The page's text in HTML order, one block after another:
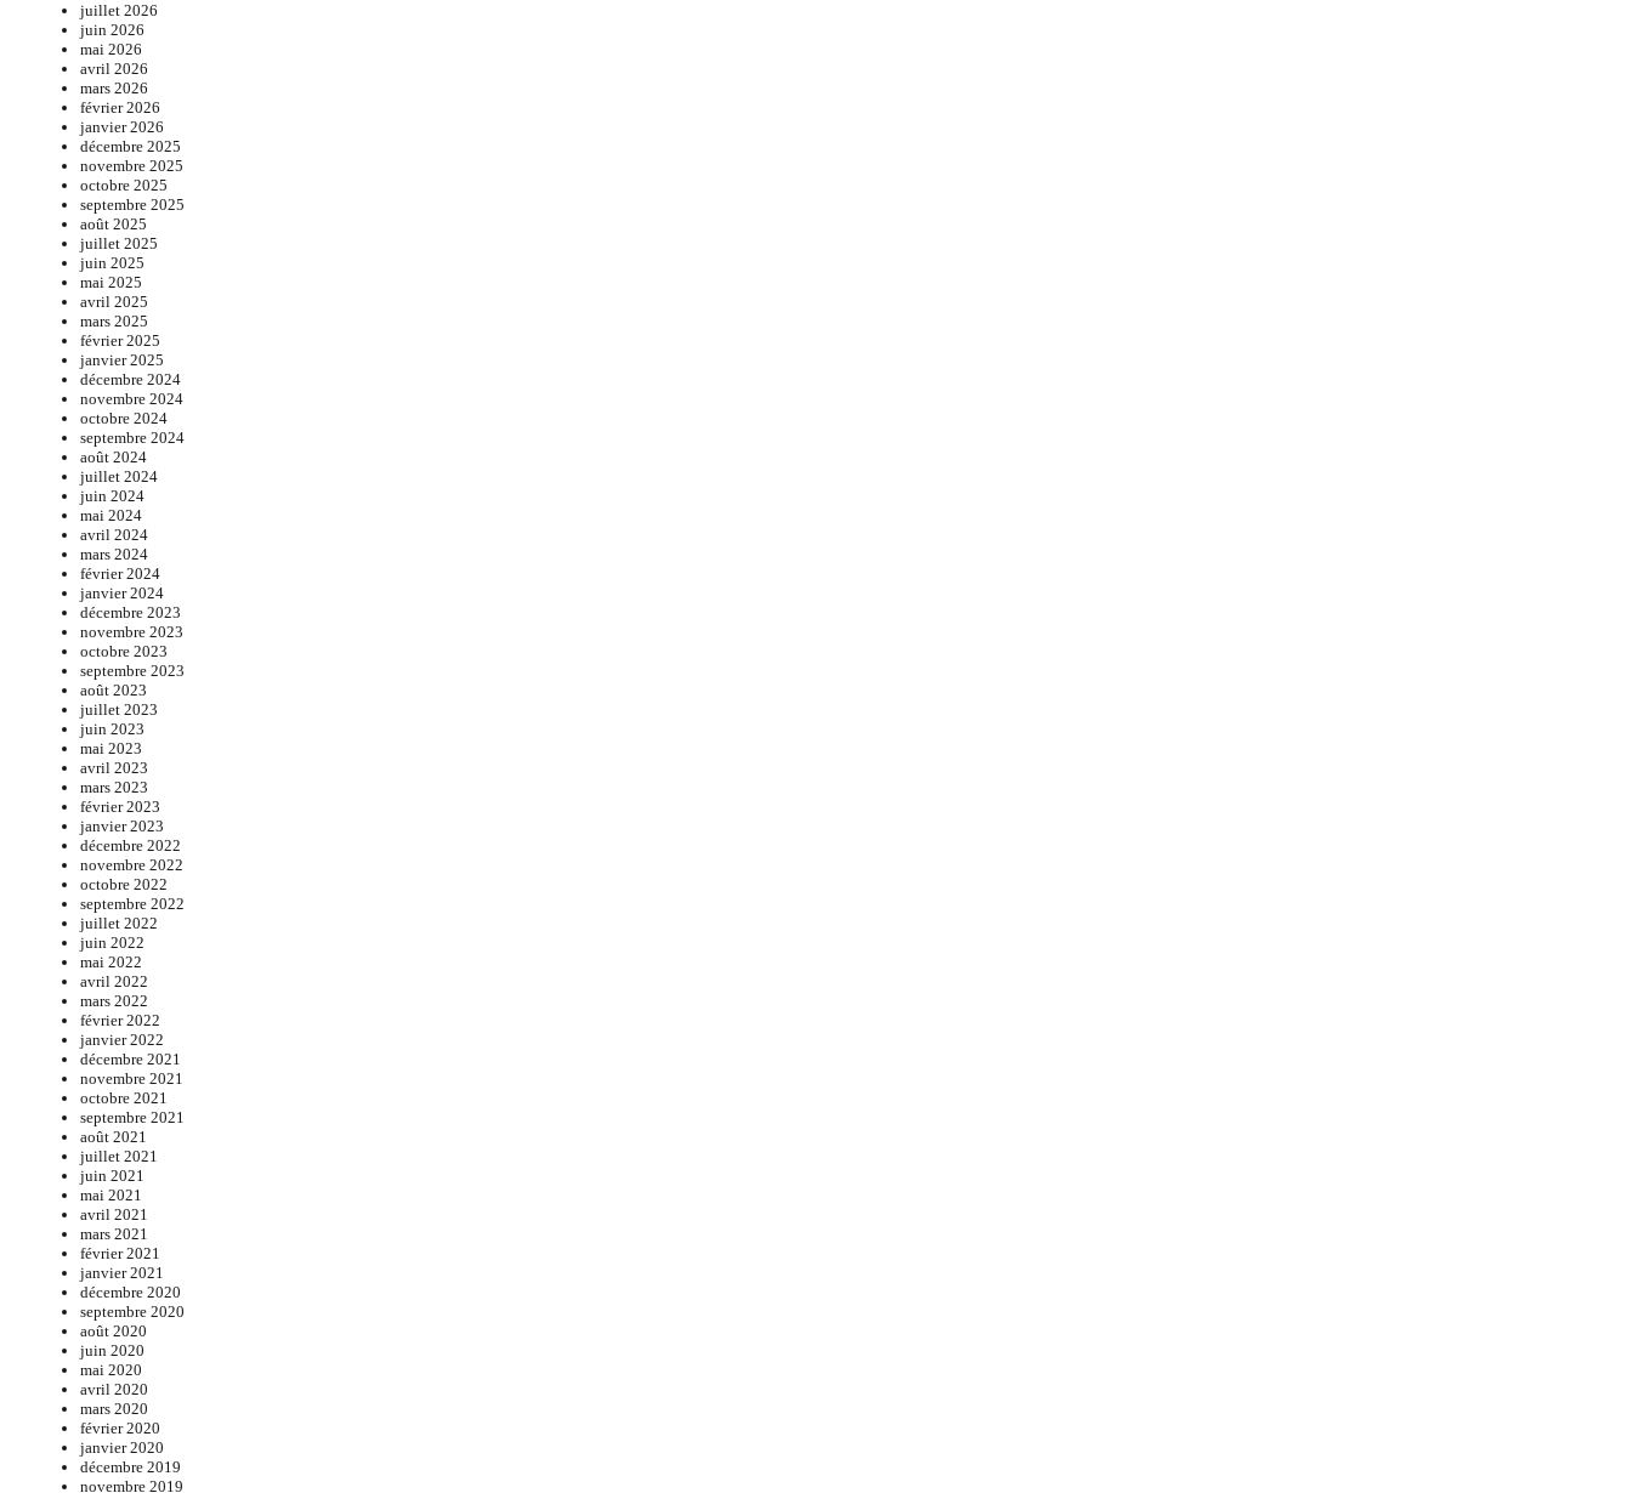
juillet 2026
juin 2026
mai 2026
avril 2026
mars 2026
février 2026
janvier 2026
décembre 2025
novembre 2025
octobre 2025
septembre 2025
août 2025
juillet 2025
juin 2025
mai 2025
avril 2025
mars 2025
février 2025
janvier 2025
décembre 2024
novembre 2024
octobre 2024
septembre 2024
août 2024
juillet 2024
juin 2024
mai 2024
avril 2024
mars 2024
février 2024
janvier 2024
décembre 2023
novembre 2023
octobre 2023
septembre 2023
août 2023
juillet 2023
juin 2023
mai 2023
avril 2023
mars 2023
février 2023
janvier 2023
décembre 2022
novembre 2022
octobre 2022
septembre 2022
juillet 2022
juin 2022
mai 2022
avril 2022
mars 2022
février 2022
janvier 2022
décembre 2021
novembre 2021
octobre 2021
septembre 2021
août 2021
juillet 2021
juin 2021
mai 2021
avril 2021
mars 2021
février 2021
janvier 2021
décembre 2020
septembre 2020
août 2020
juin 2020
mai 2020
avril 2020
mars 2020
février 2020
janvier 2020
décembre 2019
novembre 2019